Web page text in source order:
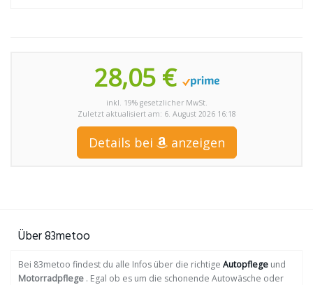
28,05 €
inkl. 19% gesetzlicher MwSt.
Zuletzt aktualisiert am: 6. August 2026 16:18
Details bei anzeigen
Über 83metoo
Bei 83metoo findest du alle Infos über die richtige Autopflege und
Motorradpflege . Egal ob es um die schonende Autowäsche oder